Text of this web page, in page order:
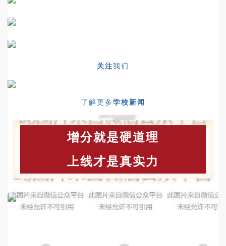
关注我们
了解更多学校新闻
增分就是硬道理
上线才是真实力